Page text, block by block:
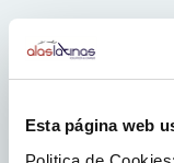
Esta página web